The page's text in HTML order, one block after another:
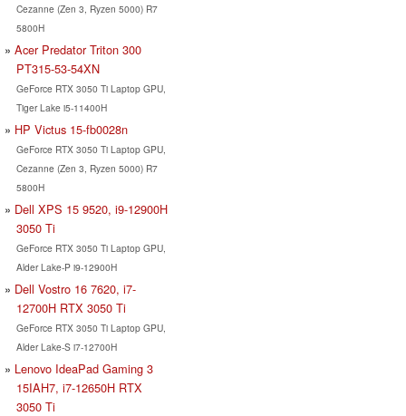
Cezanne (Zen 3, Ryzen 5000) R7
5800H
Acer Predator Triton 300
PT315-53-54XN
GeForce RTX 3050 Ti Laptop GPU,
Tiger Lake i5-11400H
HP Victus 15-fb0028n
GeForce RTX 3050 Ti Laptop GPU,
Cezanne (Zen 3, Ryzen 5000) R7
5800H
Dell XPS 15 9520, i9-12900H
3050 Ti
GeForce RTX 3050 Ti Laptop GPU,
Alder Lake-P i9-12900H
Dell Vostro 16 7620, i7-
12700H RTX 3050 Ti
GeForce RTX 3050 Ti Laptop GPU,
Alder Lake-S i7-12700H
Lenovo IdeaPad Gaming 3
15IAH7, i7-12650H RTX
3050 Ti